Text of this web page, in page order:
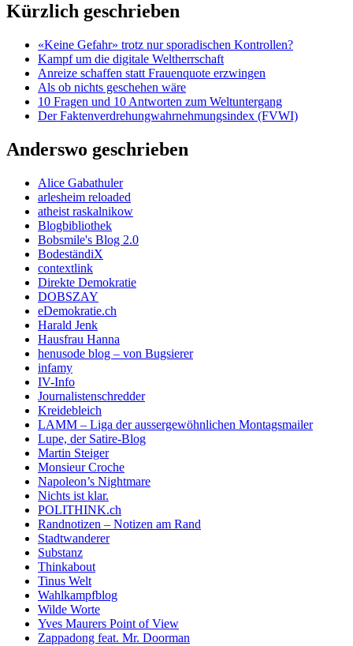
Kürzlich geschrieben
«Keine Gefahr» trotz nur sporadischen Kontrollen?
Kampf um die digitale Weltherrschaft
Anreize schaffen statt Frauenquote erzwingen
Als ob nichts geschehen wäre
10 Fragen und 10 Antworten zum Weltuntergang
Der Faktenverdrehungwahrnehmungsindex (FVWI)
Anderswo geschrieben
Alice Gabathuler
arlesheim reloaded
atheist raskalnikow
Blogbibliothek
Bobsmile's Blog 2.0
BodeständiX
contextlink
Direkte Demokratie
DOBSZAY
eDemokratie.ch
Harald Jenk
Hausfrau Hanna
henusode blog – von Bugsierer
infamy
IV-Info
Journalistenschredder
Kreidebleich
LAMM – Liga der aussergewöhnlichen Montagsmailer
Lupe, der Satire-Blog
Martin Steiger
Monsieur Croche
Napoleon’s Nightmare
Nichts ist klar.
POLITHINK.ch
Randnotizen – Notizen am Rand
Stadtwanderer
Substanz
Thinkabout
Tinus Welt
Wahlkampfblog
Wilde Worte
Yves Maurers Point of View
Zappadong feat. Mr. Doorman